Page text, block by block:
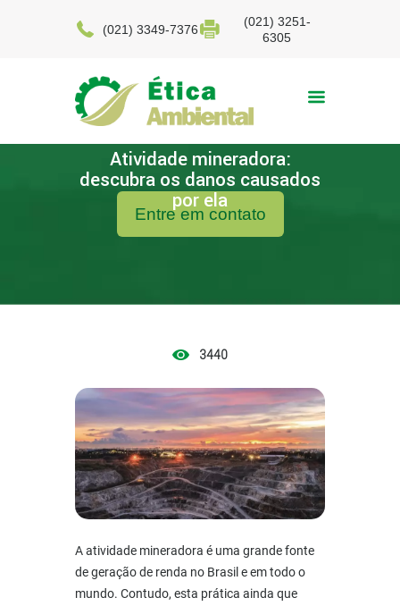
(021) 3349-7376
(021) 3251-
6305
Entre em contato
Atividade mineradora:
descubra os danos causados
por ela
3440
A atividade mineradora é uma grande fonte
de geração de renda no Brasil e em todo o
mundo. Contudo, esta prática ainda que